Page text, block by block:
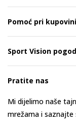
Pomoć pri kupovini
Sport Vision
Pratite nas
Mi dijelimo naše
mrežama i